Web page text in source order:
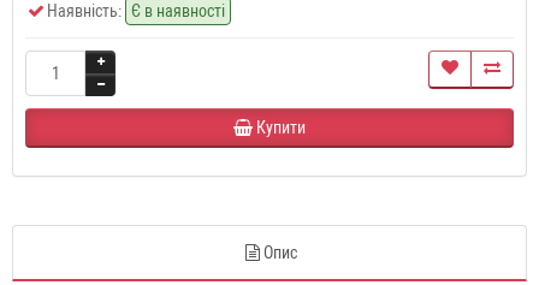
Наявність: Є в наявності
Купити
Опис